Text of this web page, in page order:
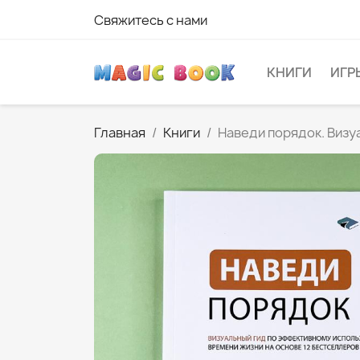
Свяжитесь с нами
КНИГИ
Главная Книги Наведи порядок.